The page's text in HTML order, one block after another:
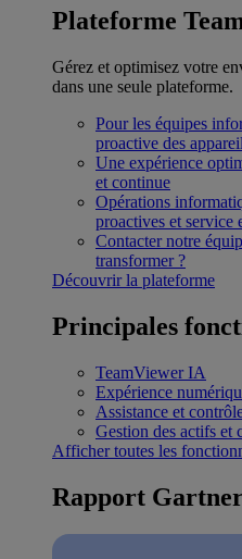
Plateforme
Gérez et optimisez votre
dans une seule plateforme.
Pour les équipes
proactive des
Une expérience
et continue
Opérations
proactives et service
Contacter notre
transformer ?
Découvrir la plateforme
Principales
TeamViewer IA
Expérience
Assistance et
Gestion des actifs et
Afficher toutes les
Rapport